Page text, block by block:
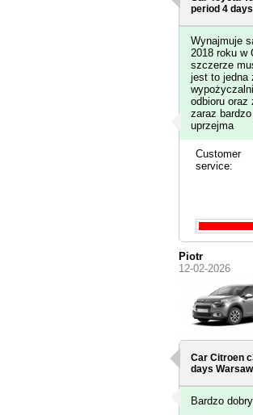
period 4
Wynajmuje
2018 roku w
szczerze
jest to jedna
odbioru oraz
zaraz
uprzejma
Customer
service:
Piotr
12-02-2026
Car Citroen
days
Bardzo